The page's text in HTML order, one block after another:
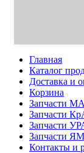
Главная
Каталог
Доставка и
Корзина
Запчасти
Запчасти
Запчасти
Запчасти
Контакты и